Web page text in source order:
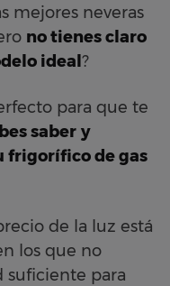
mejores neveras
no tienes claro
ideal?
para que te
saber y
frigorífico de gas
de la luz está
los que no
suficiente para